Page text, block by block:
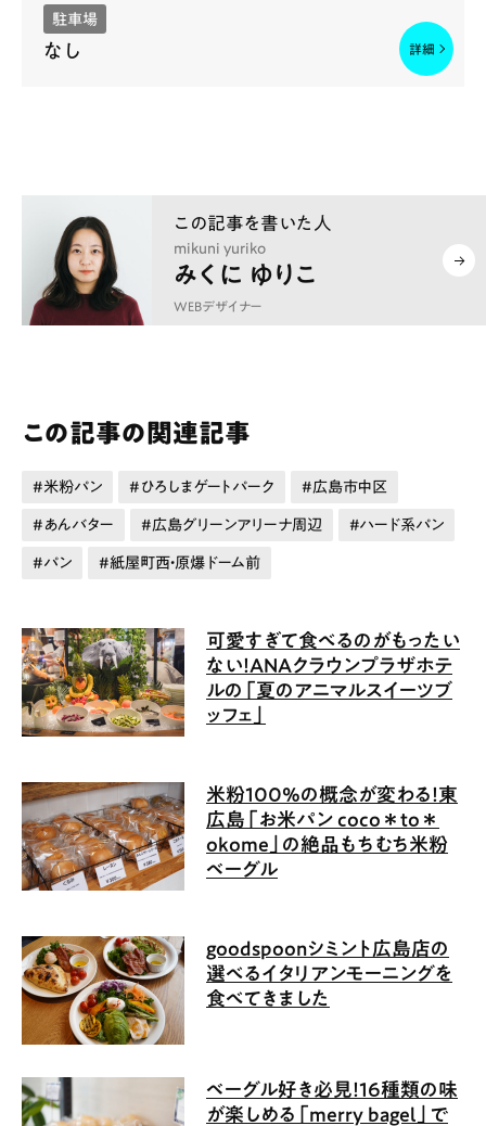
駐車場
なし
mikuni yuriko
みくに ゆりこ
WEBデザイナー
この記事の関連記事
米粉パン ひろしまゲートパーク 広島市中区
あんバター 広島グリーンアリーナ周辺 ハード系パン
パン 紙屋町西・原爆ドーム前
可愛すぎて食べるのがもったい
ない！ANAクラウンプラザホテ
ルの「夏のアニマルスイーツブ
ッフェ」
米粉100%の概念が変わる！東
広島「お米パン coco＊to＊
okome」の絶品もちむち米粉
ベーグル
goodspoonシミント広島店の
選べるイタリアンモーニングを
食べてきました
ベーグル好き必見！16種類の味
が楽しめる「merry bagel」で